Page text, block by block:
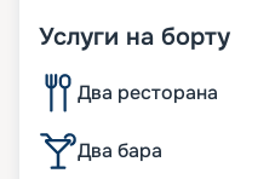
Услуги на борту
Два ресторана
Два бара